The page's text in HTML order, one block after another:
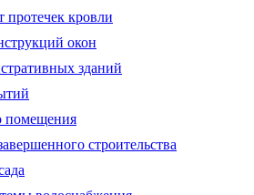
протечек кровли
окон
зданий
помещения
строительства